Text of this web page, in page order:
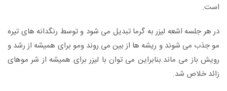
است.
در هر جلسه اشعه لیزر به گرما تبدیل می شود و توسط رنگدانه های تیره
مو جذب می شوند و ریشه ها از بین می روند ومو برای همیشه از رشد و
رویش باز می ماند.بنابراین می توان با لیزر برای همیشه از شر موهای
زائد خلاص شد.